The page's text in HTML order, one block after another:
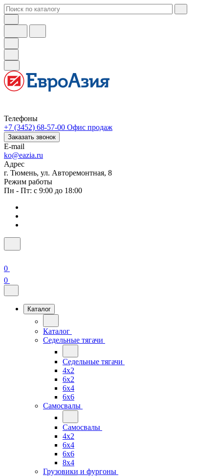
Телефоны
+7 (3452) 68-57-00 Офис продаж
Заказать звонок
E-mail
ko@eazia.ru
Адрес
г. Тюмень, ул. Авторемонтная, 8
Режим работы
Пн - Пт: с 9:00 до 18:00
0
0
Каталог
Каталог
Седельные тягачи
Седельные тягачи
4x2
6x2
6x4
6x6
Самосвалы
Самосвалы
4x2
6x4
6x6
8x4
Грузовики и фургоны